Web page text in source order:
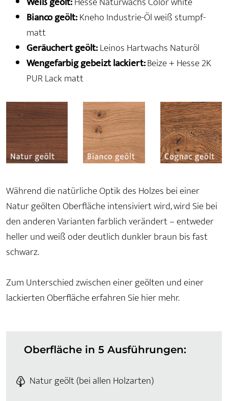
Bianco geölt:Kneho Industrie-Öl weiß stumpf-
matt
Geräuchert geölt:Leinos Hartwachs Naturöl
Wengefarbig gebeizt lackiert:Beize + Hesse 2K
PUR Lack matt
Während die natürliche Optik des Holzes bei einer
Natur geölten Oberfläche intensiviert wird, wird Sie bei
den anderen Varianten farblich verändert – entweder
heller und weiß oder deutlich dunkler braun bis fast
schwarz.
Zum Unterschied zwischen einer geölten und einer
lackierten Oberfläche erfahren Sie hier mehr.
Oberfläche in 5 Ausführungen:
Natur geölt (bei allen Holzarten)